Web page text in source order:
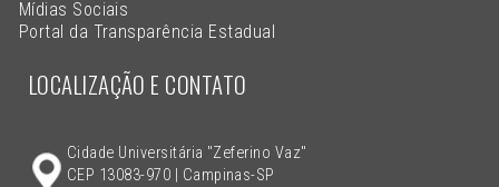
Mídias Sociais
Portal da Transparência Estadual
LOCALIZAÇÃO E CONTATO
Cidade Universitária "Zeferino Vaz"
CEP 13083-970 | Campinas-SP